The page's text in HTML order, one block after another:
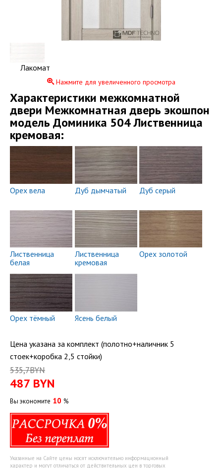
Лакомат
Нажмите для увеличенного просмотра
Xарактеристики межкомнатной
двери Межкомнатная дверь экошпон
модель Доминика 504 Лиственница
кремовая:
Орех вела Дуб дымчатый Дуб серый
Лиственница
белая
Лиственница
кремовая
Орех золотой
Орех тёмный Ясень белый
Цена указана за комплект (полотно+наличник 5
стоек+коробка 2,5 стойки)
535,7BYN
487 BYN
Вы экономите 10 %
Указанные на Сайте цены носят исключительно информационный
характер и могут отличаться от действительных цен в торговых